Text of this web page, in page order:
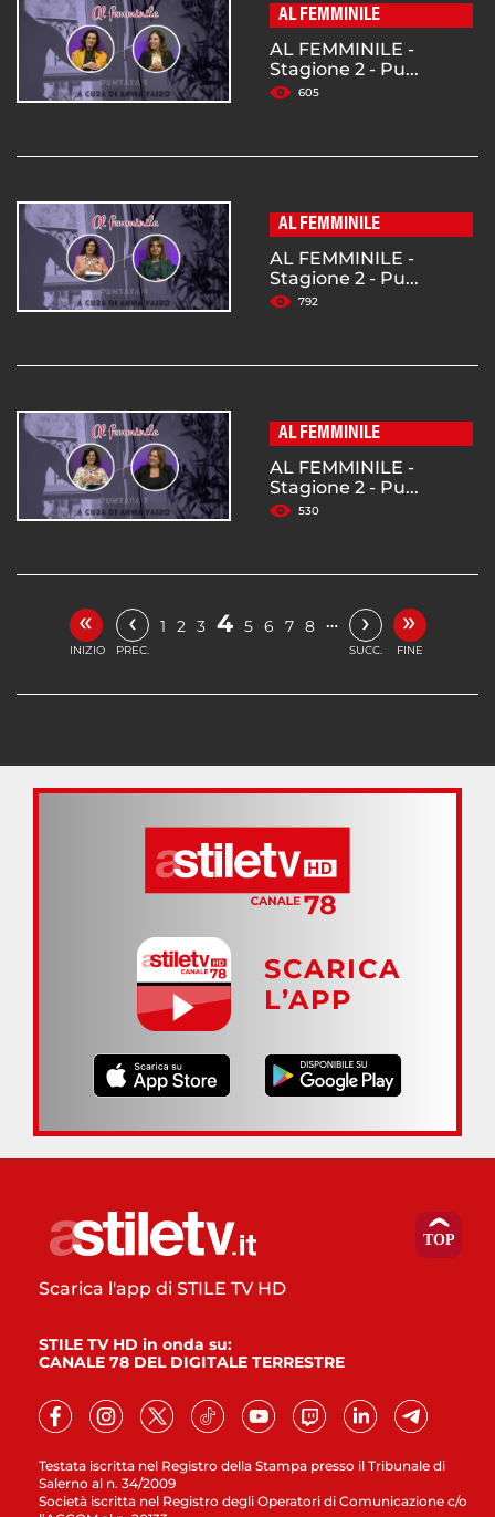
AL FEMMINILE
AL FEMMINILE -
Stagione 2 - Pu...
605
AL FEMMINILE
AL FEMMINILE -
Stagione 2 - Pu...
792
AL FEMMINILE
AL FEMMINILE -
Stagione 2 - Pu...
530
«
INIZIO
‹
PREC.
1 2 3 4 5 6 7 8 … ›
SUCC.
»
FINE
SCARICA
L’APP
Testata iscritta nel Registro della Stampa presso il Tribunale di
Salerno al n. 34/2009
Società iscritta nel Registro degli Operatori di Comunicazione c/o
Scarica l'app di STILE TV HD
STILE TV HD in onda su:
CANALE 78 DEL DIGITALE TERRESTRE